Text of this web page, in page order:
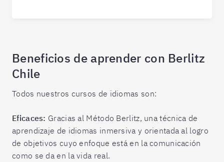
Beneficios de aprender con Berlitz
Chile
Todos nuestros cursos de idiomas son:
Eficaces: Gracias al Método Berlitz, una técnica de
aprendizaje de idiomas inmersiva y orientada al logro
de objetivos cuyo enfoque está en la comunicación
como se da en la vida real.